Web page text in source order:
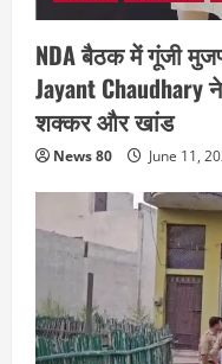
NDA बैठक में गूंजी
Jayant Chaudhary
शक्कर और खांड
News 80 June 11,